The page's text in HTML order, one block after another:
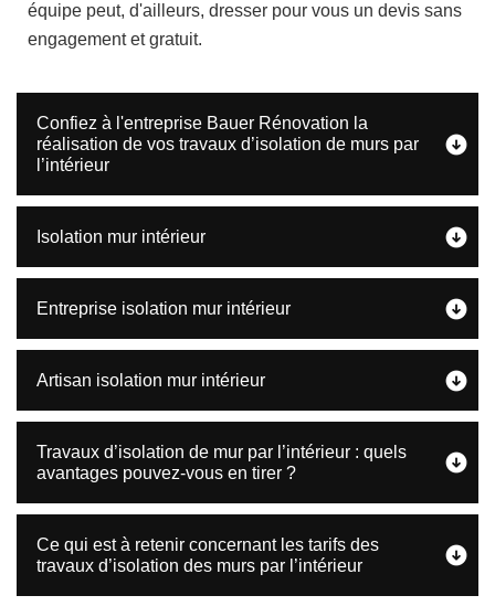
équipe peut, d'ailleurs, dresser pour vous un devis sans
engagement et gratuit.
Confiez à l'entreprise Bauer Rénovation la
réalisation de vos travaux d’isolation de murs par
l’intérieur
Isolation mur intérieur
Entreprise isolation mur intérieur
Artisan isolation mur intérieur
Travaux d’isolation de mur par l’intérieur : quels
avantages pouvez-vous en tirer ?
Ce qui est à retenir concernant les tarifs des
travaux d’isolation des murs par l’intérieur